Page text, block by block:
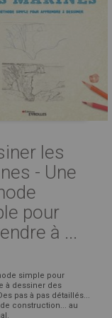
les
- Une
pour
à ...
simple pour
à dessiner des
pas à pas détaillés...
construction... au